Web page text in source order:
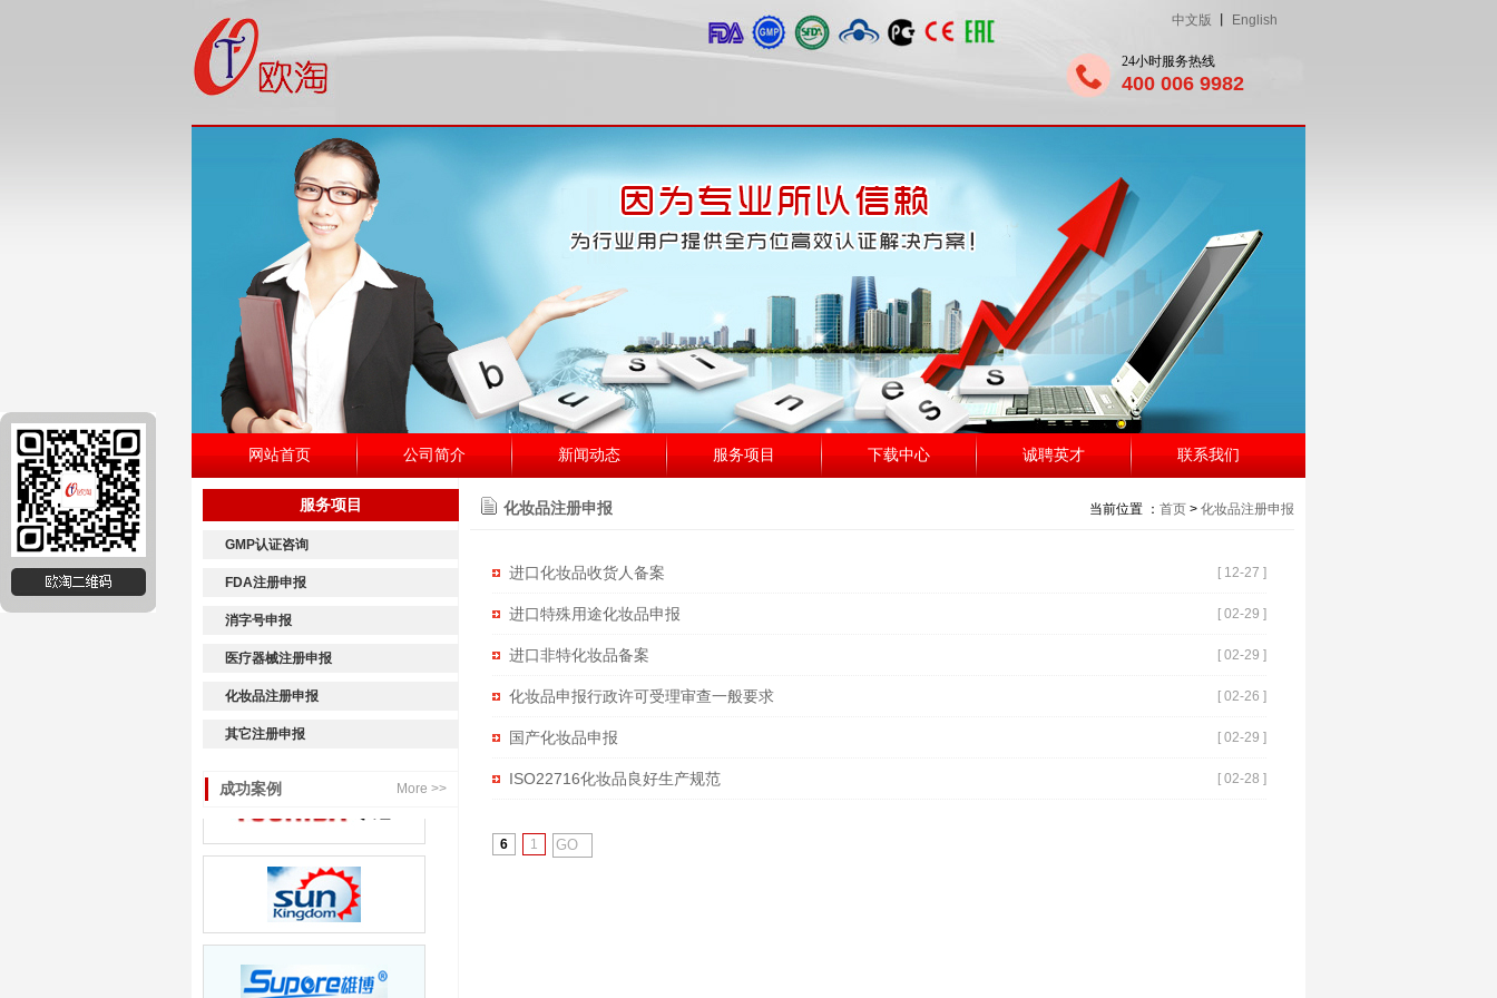
中文版 English
24小时服务热线
400 006 9982
网站首页 公司简介 新闻动态 服务项目 下载中心 诚聘英才 联系我们
服务项目
GMP认证咨询
FDA注册申报
消字号申报
医疗器械注册申报
化妆品注册申报
其它注册申报
成功案例 More >>
化妆品注册申报 当前位置 ： 首页 > 化妆品注册申报
进口化妆品收货人备案 [ 12-27 ]
进口特殊用途化妆品申报 [ 02-29 ]
进口非特化妆品备案 [ 02-29 ]
化妆品申报行政许可受理审查一般要求 [ 02-26 ]
国产化妆品申报 [ 02-29 ]
ISO22716化妆品良好生产规范 [ 02-28 ]
6 1